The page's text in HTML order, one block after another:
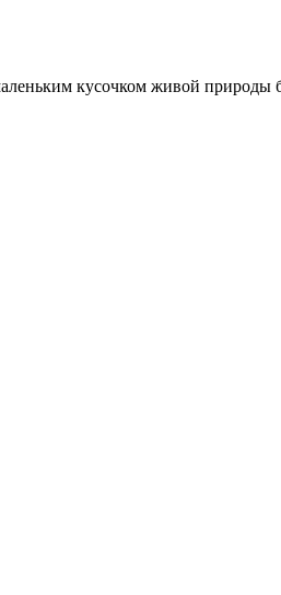
кусочком живой природы